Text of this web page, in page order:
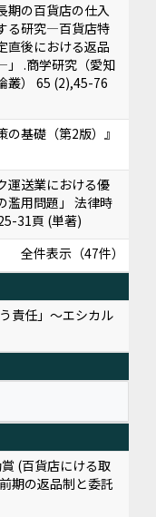
期の百貨店の仕入
る研究―百貨店特
直後における返品
.商学研究（愛知
叢） 65 (2),45-76
の基礎（第2版）』
運送業における優
濫用問題」 法律時
31頁 (単著)
全件表示（47件）
責任」～エシカル
(百貨店にける取
期の返品制と委託